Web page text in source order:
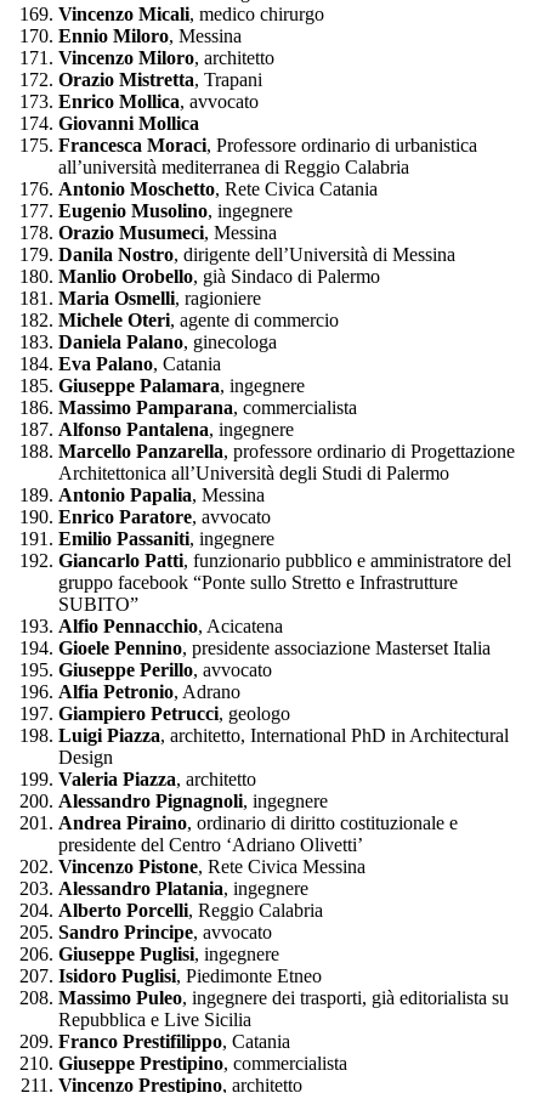
Vincenzo Micali, medico chirurgo
Ennio Miloro, Messina
Vincenzo Miloro, architetto
Orazio Mistretta, Trapani
Enrico Mollica, avvocato
Giovanni Mollica
Francesca Moraci, Professore ordinario di urbanistica
all’università mediterranea di Reggio Calabria
Antonio Moschetto, Rete Civica Catania
Eugenio Musolino, ingegnere
Orazio Musumeci, Messina
Danila Nostro, dirigente dell’Università di Messina
Manlio Orobello, già Sindaco di Palermo
Maria Osmelli, ragioniere
Michele Oteri, agente di commercio
Daniela Palano, ginecologa
Eva Palano, Catania
Giuseppe Palamara, ingegnere
Massimo Pamparana, commercialista
Alfonso Pantalena, ingegnere
Marcello Panzarella, professore ordinario di Progettazione
Architettonica all’Università degli Studi di Palermo
Antonio Papalia, Messina
Enrico Paratore, avvocato
Emilio Passaniti, ingegnere
Giancarlo Patti, funzionario pubblico e amministratore del
gruppo facebook “Ponte sullo Stretto e Infrastrutture
SUBITO”
Alfio Pennacchio, Acicatena
Gioele Pennino, presidente associazione Masterset Italia
Giuseppe Perillo, avvocato
Alfia Petronio, Adrano
Giampiero Petrucci, geologo
Luigi Piazza, architetto, International PhD in Architectural
Design
Valeria Piazza, architetto
Alessandro Pignagnoli, ingegnere
Andrea Piraino, ordinario di diritto costituzionale e
presidente del Centro ‘Adriano Olivetti’
Vincenzo Pistone, Rete Civica Messina
Alessandro Platania, ingegnere
Alberto Porcelli, Reggio Calabria
Sandro Principe, avvocato
Giuseppe Puglisi, ingegnere
Isidoro Puglisi, Piedimonte Etneo
Massimo Puleo, ingegnere dei trasporti, già editorialista su
Repubblica e Live Sicilia
Franco Prestifilippo, Catania
Giuseppe Prestipino, commercialista
Vincenzo Prestipino, architetto